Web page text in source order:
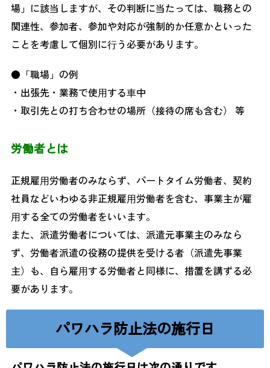
場」に該当しますが、その判断に当たっては、職務との
関連性、参加者、参加や対応が強制的か任意かといった
ことを考慮して個別に⾏う必要があります。
●「職場」の例
・出張先・業務で使⽤する⾞中
・取引先との打ち合わせの場所（接待の席も含む） 等
労働者とは
正規雇⽤労働者のみならず、パートタイム労働者、契約
社員などいわゆる非正規雇⽤労働者を含む、事業主が雇
⽤する全ての労働者をいいます。
また、派遣労働者については、派遣元事業主のみなら
ず、労働者派遣の役務の提供を受ける者（派遣先事業
主）も、自ら雇⽤する労働者と同様に、措置を講ずる必
要があります。
パワハラ防止法の施行日